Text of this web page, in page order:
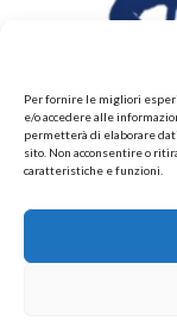
Per fornire le migliori
e/o accedere alle
permetterà di elaborare
sito. Non acconsentire o
caratteristiche e funzioni.
POLITICHE DI